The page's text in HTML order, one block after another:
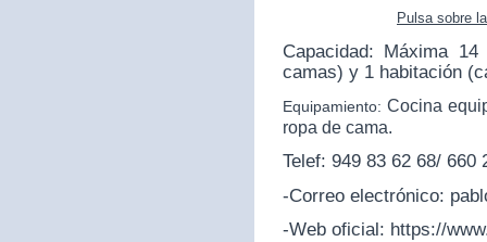
Pulsa sobre
Capacidad: Máxima
camas) y 1 habitación
Equipamiento: Cocina
ropa de cama.
Telef: 949 83 62 68/ 660
-Correo electrónico:
-Web oficial: https://